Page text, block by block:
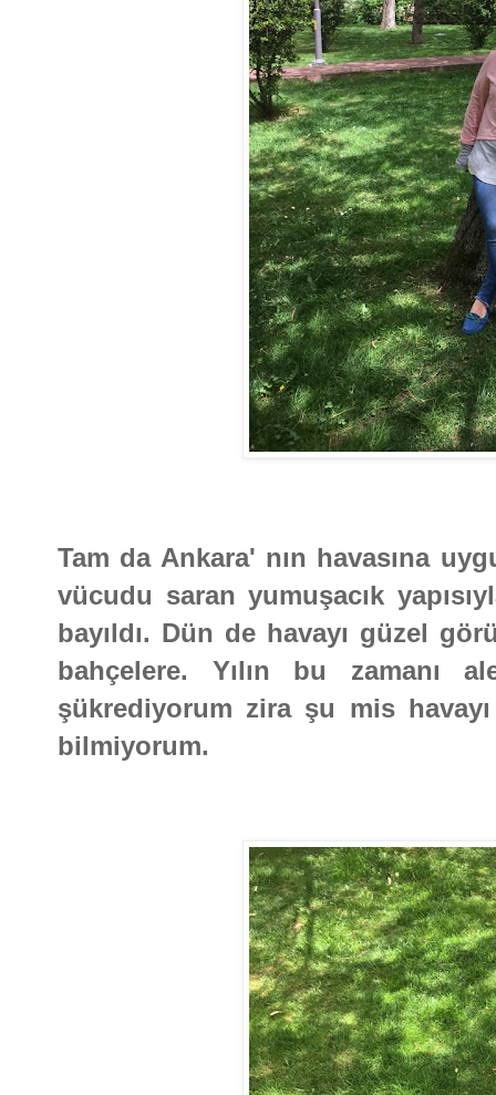
Tam da Ankara' nın havasına
vücudu saran yumuşacık
bayıldı. Dün de havayı güzel
bahçelere. Yılın bu zamanı
şükrediyorum zira şu mis
bilmiyorum.